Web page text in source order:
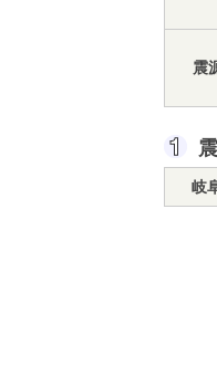
震
岐